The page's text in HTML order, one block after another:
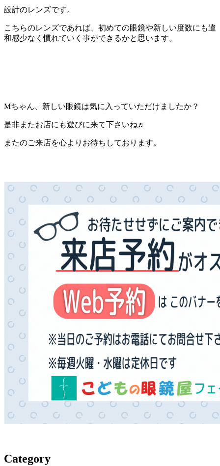
設計のレンズです。
こちらのレンズであれば、初めての眼鏡や新しい度数にも違
和感少なく慣れていく事ができるかと思います。
Mちゃん、新しい眼鏡は気に入っていただけましたか？
是非またお店にも遊びに来て下さいね♬
またのご来店を心よりお待ちしております。
Category